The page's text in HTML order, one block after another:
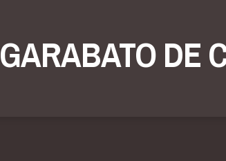
GARABATO DE